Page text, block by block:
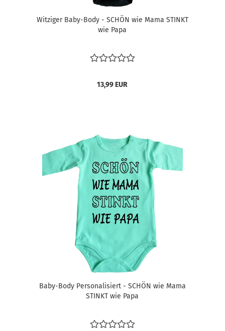
Witziger Baby-Body - SCHÖN wie Mama STINKT
wie Papa
13,99 EUR
Baby-Body Personalisiert - SCHÖN wie Mama
STINKT wie Papa